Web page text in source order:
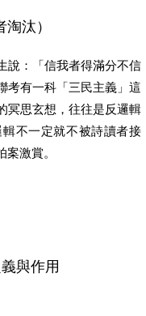
汰）
說：「信我者得滿分不信
考有一科「三民主義」這
冥思玄想，往往是反邏輯
不一定就不被詩讀者接
激賞。
與作用